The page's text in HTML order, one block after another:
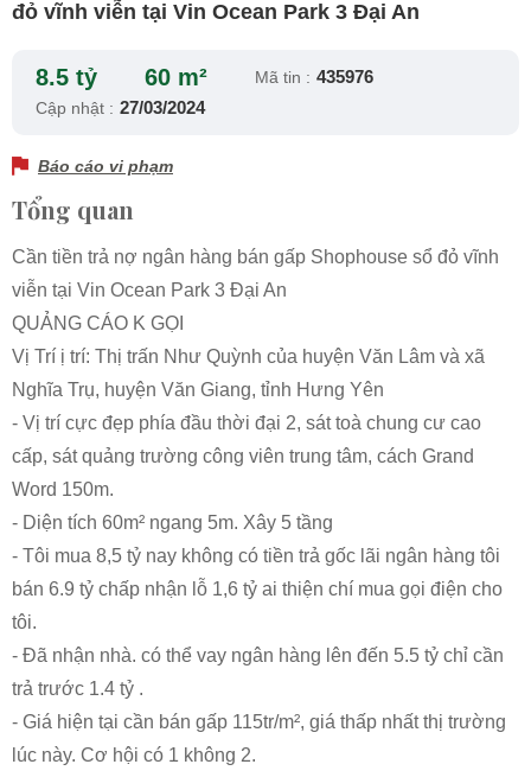
đỏ vĩnh viễn tại Vin Ocean Park 3 Đại An
8.5 tỷ 60 m² Mã tin : 435976
Cập nhật : 27/03/2024
Báo cáo vi phạm
Tổng quan
Cần tiền trả nợ ngân hàng bán gấp Shophouse sổ đỏ vĩnh
viễn tại Vin Ocean Park 3 Đại An
QUẢNG CÁO K GỌI
Vị Trí ị trí: Thị trấn Như Quỳnh của huyện Văn Lâm và xã
Nghĩa Trụ, huyện Văn Giang, tỉnh Hưng Yên
- Vị trí cực đẹp phía đầu thời đại 2, sát toà chung cư cao
cấp, sát quảng trường công viên trung tâm, cách Grand
Word 150m.
- Diện tích 60m² ngang 5m. Xây 5 tầng
- Tôi mua 8,5 tỷ nay không có tiền trả gốc lãi ngân hàng tôi
bán 6.9 tỷ chấp nhận lỗ 1,6 tỷ ai thiện chí mua gọi điện cho
tôi.
- Đã nhận nhà. có thể vay ngân hàng lên đến 5.5 tỷ chỉ cần
trả trước 1.4 tỷ .
- Giá hiện tại cần bán gấp 115tr/m², giá thấp nhất thị trường
lúc này. Cơ hội có 1 không 2.